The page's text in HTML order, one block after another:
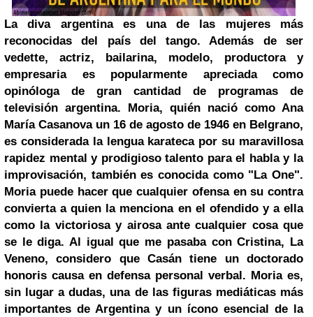
La diva argentina es una de las mujeres más
reconocidas del país del tango. Además de ser
vedette, actriz, bailarina, modelo, productora y
empresaria es popularmente apreciada como
opinóloga de gran cantidad de programas de
televisión argentina. Moria, quién nació como Ana
María Casanova un 16 de agosto de 1946 en Belgrano,
es considerada la lengua karateca por su maravillosa
rapidez mental y prodigioso talento para el habla y la
improvisación, también es conocida como "La One".
Moria puede hacer que cualquier ofensa en su contra
convierta a quien la menciona en el ofendido y a ella
como la victoriosa y airosa ante cualquier cosa que
se le diga. Al igual que me pasaba con Cristina, La
Veneno, considero que Casán tiene un doctorado
honoris causa en defensa personal verbal. Moria es,
sin lugar a dudas, una de las figuras mediáticas más
importantes de Argentina y un ícono esencial de la